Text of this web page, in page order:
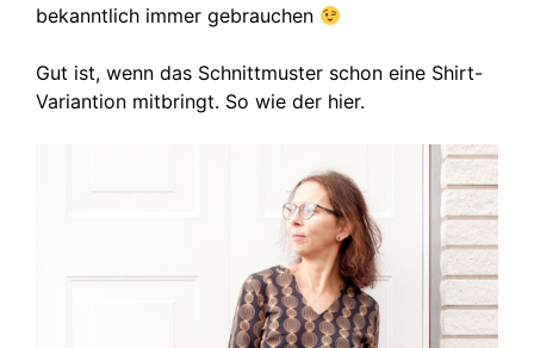
bekanntlich immer gebrauchen
Gut ist, wenn das Schnittmuster schon eine Shirt-
Variantion mitbringt. So wie der hier.